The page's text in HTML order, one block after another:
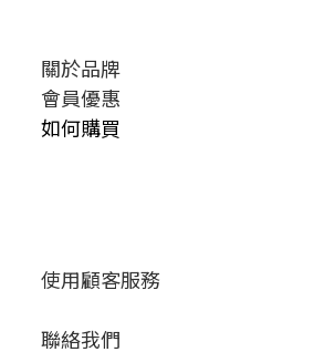
關於品牌
會員優惠
如何購買
使用顧客服務
聯絡我們